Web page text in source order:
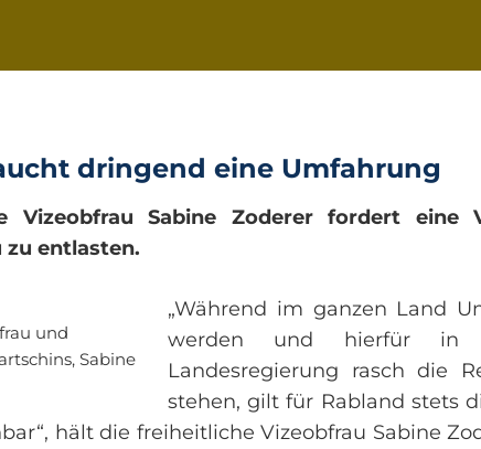
dringend eine Umfahrung
Vizeobfrau Sabine Zoderer fordert eine
entlasten.
und
Sabine
„Während im ganzen Land
werden und hierfür
Landesregierung rasch die
stehen, gilt für Rabland stets
hält die freiheitliche Vizeobfrau Sabine